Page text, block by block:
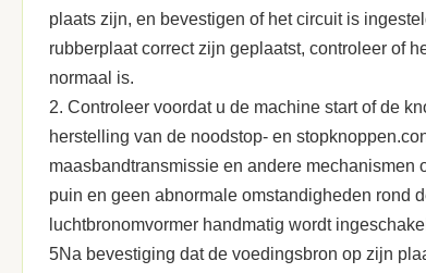
plaats zijn, en bevestigen of het circuit is
rubberplaat correct zijn geplaatst, controleer of
normaal is.
2. Controleer voordat u de machine start of de
herstelling van de noodstop- en
maasbandtransmissie en andere mechanismen
puin en geen abnormale omstandigheden rond
luchtbronomvormer handmatig wordt
5Na bevestiging dat de voedingsbron op zijn